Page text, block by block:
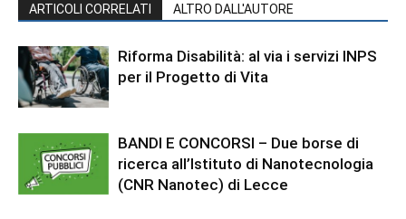
ARTICOLI CORRELATI ALTRO DALL'AUTORE
Riforma Disabilità: al via i servizi INPS
per il Progetto di Vita
BANDI E CONCORSI – Due borse di
ricerca all’Istituto di Nanotecnologia
(CNR Nanotec) di Lecce